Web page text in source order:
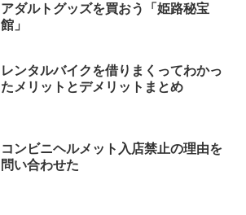
アダルトグッズを買おう「姫路秘宝
館」
レンタルバイクを借りまくってわかっ
たメリットとデメリットまとめ
コンビニヘルメット入店禁止の理由を
問い合わせた